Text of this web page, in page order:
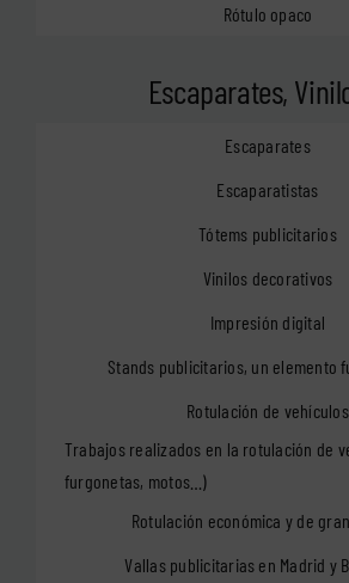
Rótulo opaco
Escaparates,
Escaparates
Escaparatistas
Tótems publicitarios
Vinilos decorativos
Impresión digital
Stands publicitarios, un elemento
Rotulación de vehículos
Trabajos realizados en la rotulación de
furgonetas, motos…)
Rotulación económica y de
Vallas publicitarias en Madrid y